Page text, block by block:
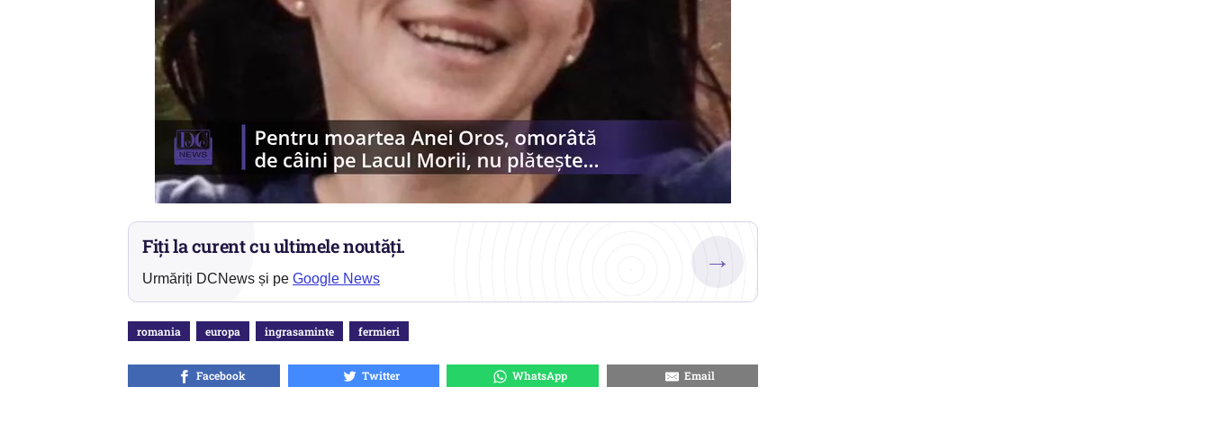
Fiți la curent cu ultimele noutăți.
Urmăriți DCNews și pe Google News
→
romania europa ingrasaminte fermieri
Facebook Twitter WhatsApp Email